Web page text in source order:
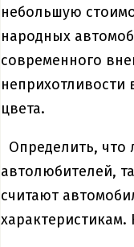
небольшую
народных
современного
цвета.
Определить, что
автолюбителей,
считают
характеристикам.